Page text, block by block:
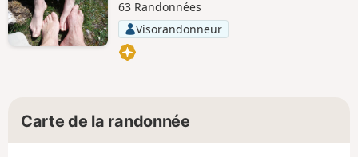
63 Randonnées
Visorandonneur
Carte de la randonnée